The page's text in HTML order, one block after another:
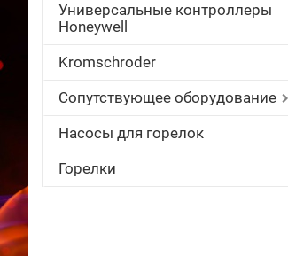
Универсальные контроллеры
Honeywell
Kromschroder
Сопутствующее оборудование
Насосы для горелок
Горелки